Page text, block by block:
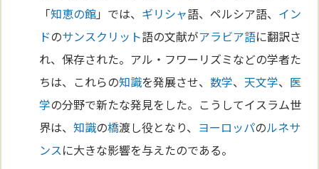
「知恵の館」では、 ギリシャ語、ペルシア語、 イン
ドのサンスクリット語の文献がアラビア語に翻訳さ
れ、保存された。アル・フワーリズミなどの学者た
ちは、これらの知識を発展させ、数学、天文学、 医
学の分野で新たな発見をした。こうしてイスラム世
界は、知識の橋渡し役となり、 ヨーロッパのルネサ
ンスに大きな影響を与えたのである。